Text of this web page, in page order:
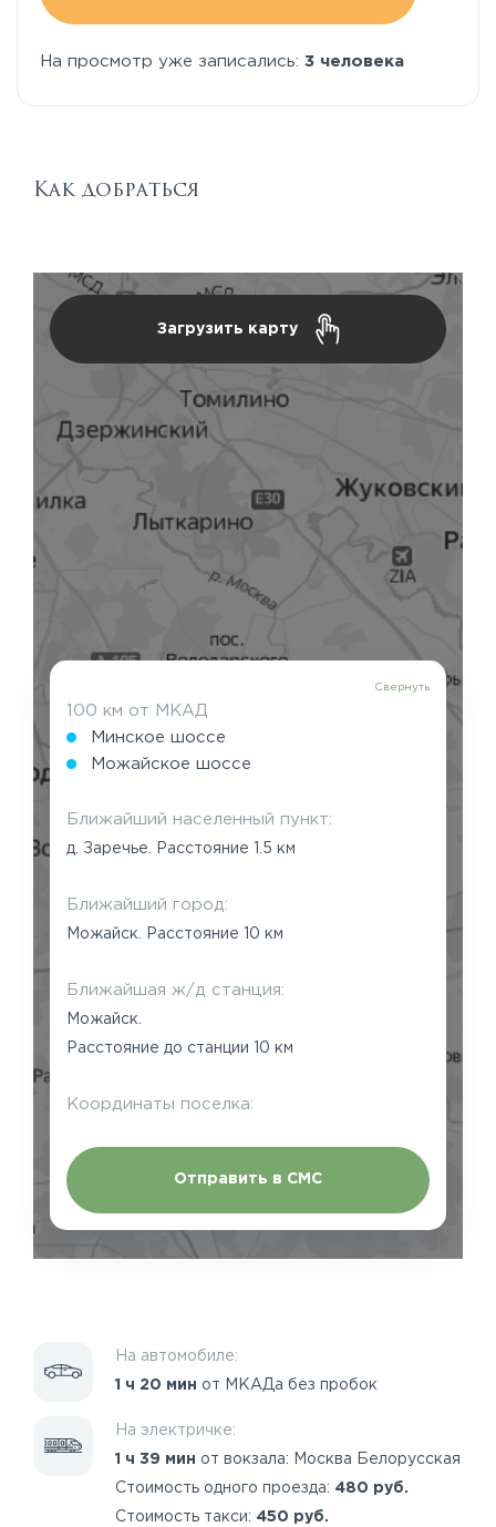
На просмотр уже записались: 3 человека
Как добраться
Загрузить карту
Свернуть
100 км от МКАД
Минское шоссе
Можайское шоссе
Ближайший населенный пункт:
д. Заречье. Расстояние 1.5 км
Ближайший город:
Можайск. Расстояние 10 км
Ближайшая ж/д станция:
Можайск.
Расстояние до станции 10 км
Координаты поселка:
Отправить в СМС
На автомобиле:
1 ч 20 мин от МКАДа без пробок
На электричке:
1 ч 39 мин от вокзала: Москва Белорусская
Стоимость одного проезда: 480 руб.
Стоимость такси: 450 руб.